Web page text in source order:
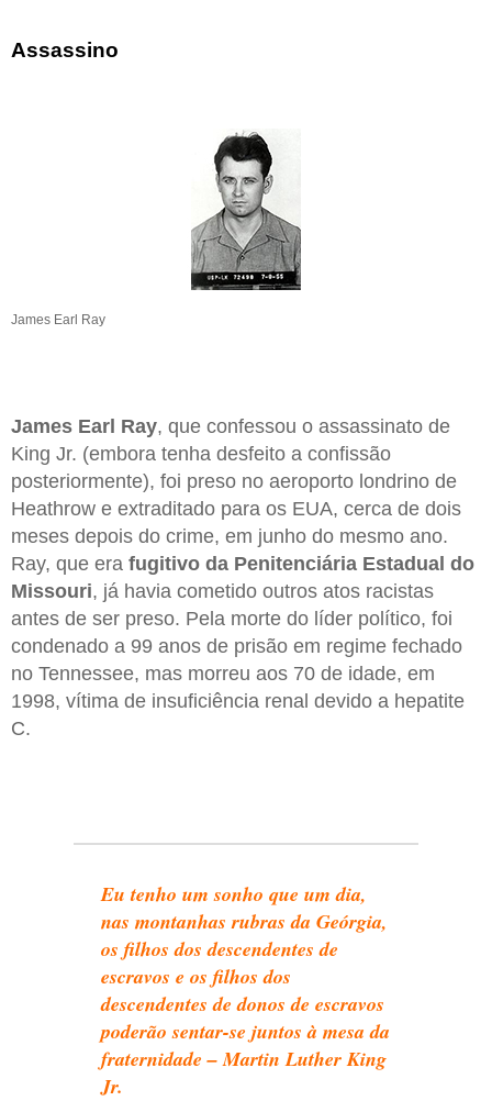
Assassino
James Earl Ray
James Earl Ray, que confessou o assassinato de
King Jr. (embora tenha desfeito a confissão
posteriormente), foi preso no aeroporto londrino de
Heathrow e extraditado para os EUA, cerca de dois
meses depois do crime, em junho do mesmo ano.
Ray, que era fugitivo da Penitenciária Estadual do
Missouri, já havia cometido outros atos racistas
antes de ser preso. Pela morte do líder político, foi
condenado a 99 anos de prisão em regime fechado
no Tennessee, mas morreu aos 70 de idade, em
1998, vítima de insuficiência renal devido a hepatite
C.
Eu tenho um sonho que um dia,
nas montanhas rubras da Geórgia,
os filhos dos descendentes de
escravos e os filhos dos
descendentes de donos de escravos
poderão sentar-se juntos à mesa da
fraternidade – Martin Luther King
Jr.